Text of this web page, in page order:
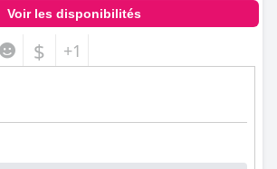
Voir les disponibilités
$ +1